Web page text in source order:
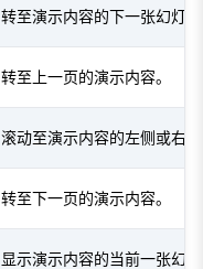
转至演示内容的下一张幻灯
转至上一页的演示内容。
滚动至演示内容的左侧或右
转至下一页的演示内容。
显示演示内容的当前一张幻